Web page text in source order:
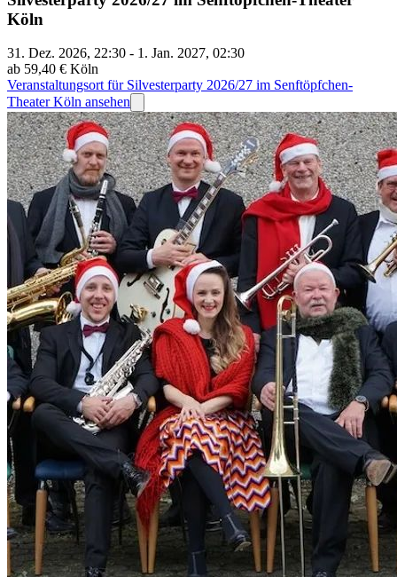
Köln
31. Dez. 2026, 22:30 - 1. Jan. 2027, 02:30
ab 59,40 € Köln
Veranstaltungsort für Silvesterparty 2026/27 im Senftöpfchen-
Theater Köln ansehen